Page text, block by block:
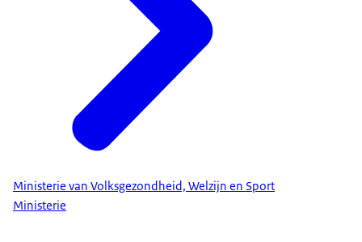
Ministerie van Volksgezondheid, Welzijn en Sport
Ministerie